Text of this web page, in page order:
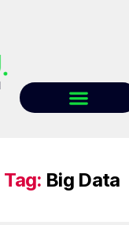
Tag: Big Data